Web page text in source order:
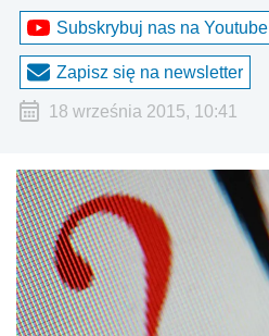
Subskrybuj nas na Youtube
Zapisz się na newsletter
18 września 2015, 10:41